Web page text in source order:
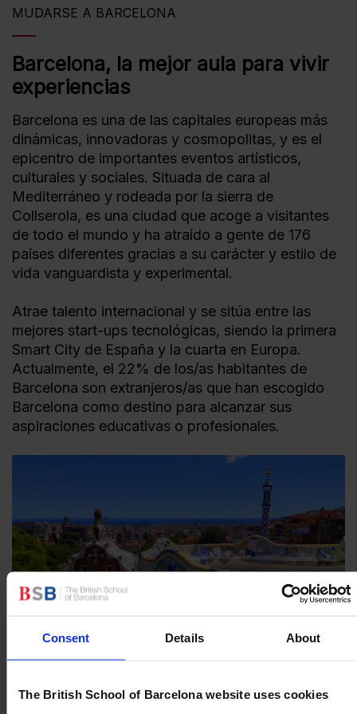
Consent Details About
The British School of Barcelona website uses cookies
MUDARSE A BARCELONA
Barcelona, la mejor aula para vivir
experiencias
Barcelona es una de las capitales europeas más
dinámicas, innovadoras y cosmopolitas, y es el
epicentro de importantes eventos artísticos,
culturales y sociales. Situada de cara al
Mediterráneo y rodeada por la sierra de
Collserola, es una ciudad que acoge a visitantes
de todo el mundo y ha atraído a gente de 176
países diferentes gracias a su carácter y estilo de
vida vanguardista y experimental.
Atrae talento internacional y se sitúa entre las
mejores start-ups tecnológicas, siendo la primera
Smart City de España y la cuarta en Europa.
Actualmente, el 22% de los/as habitantes de
Barcelona son extranjeros/as que han escogido
Barcelona como destino para alcanzar sus
aspiraciones educativas o profesionales.